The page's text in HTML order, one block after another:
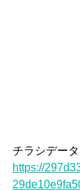
チラシデー
https://